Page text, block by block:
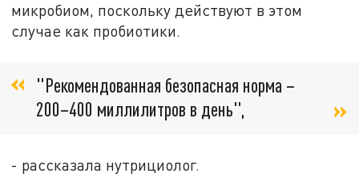
микробиом, поскольку действуют в этом
случае как пробиотики.
"Рекомендованная безопасная норма –
200–400 миллилитров в день",
- рассказала нутрициолог.